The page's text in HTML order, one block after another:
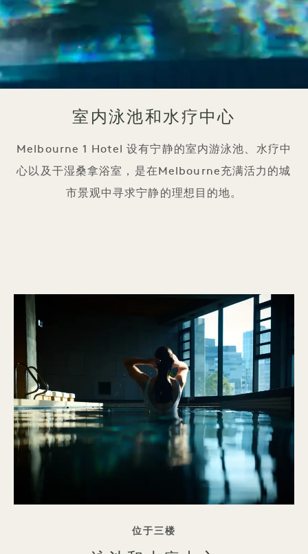
室内泳池和水疗中心
Melbourne 1 Hotel 设有宁静的室内游泳池、水疗中
心以及干湿桑拿浴室，是在Melbourne充满活力的城
市景观中寻求宁静的理想目的地。
标语
位于三楼